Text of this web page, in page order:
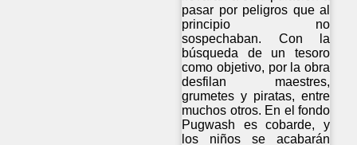
pasar por peligros que al
principio no
sospechaban. Con la
búsqueda de un tesoro
como objetivo, por la obra
desfilan maestres,
grumetes y piratas, entre
muchos otros. En el fondo
Pugwash es cobarde, y
los niños se acabarán